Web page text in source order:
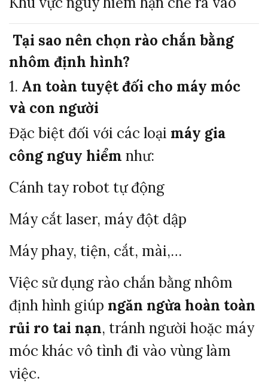
Tại sao nên chọn rào chắn bằng
nhôm định hình?
1. An toàn tuyệt đối cho máy móc
và con người
Đặc biệt đối với các loại máy gia
công nguy hiểm như:
Cánh tay robot tự động
Máy cắt laser, máy đột dập
Máy phay, tiện, cắt, mài,…
Việc sử dụng rào chắn bằng nhôm
định hình giúp ngăn ngừa hoàn toàn
rủi ro tai nạn, tránh người hoặc máy
móc khác vô tình đi vào vùng làm
việc.